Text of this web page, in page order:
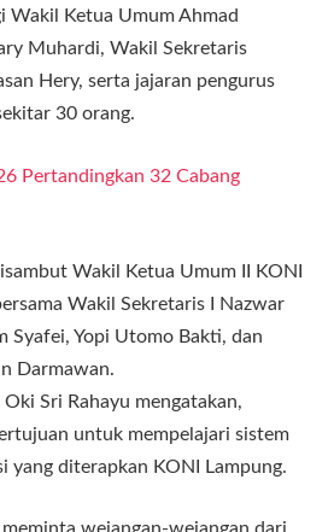
Wakil Ketua Umum Ahmad
Muhardi, Wakil Sekretaris
Hery, serta jajaran pengurus
30 orang.
Pertandingkan 32 Cabang
Wakil Ketua Umum II KONI
Wakil Sekretaris I Nazwar
Syafei, Yopi Utomo Bakti, dan
Darmawan.
Sri Rahayu mengatakan,
untuk mempelajari sistem
yang diterapkan KONI Lampung.